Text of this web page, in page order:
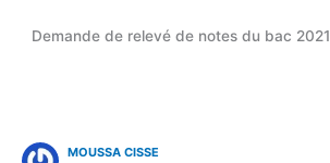
Demande de relevé de notes du bac 2021
MOUSSA CISSE